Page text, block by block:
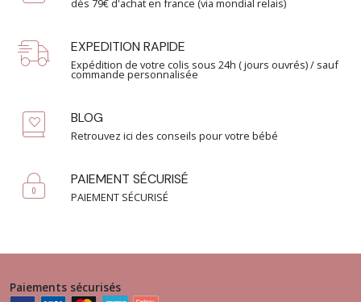
dès 79€ d'achat en france (via mondial relais)
EXPEDITION RAPIDE
Expédition de votre colis sous 24h ( jours ouvrés) / sauf
commande personnalisée
BLOG
Retrouvez ici des conseils pour votre bébé
PAIEMENT SÉCURISÉ
PAIEMENT SÉCURISÉ
Paiements sécurisés